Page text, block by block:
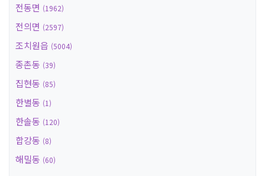
전동면 (1962)
전의면 (2597)
조치원읍 (5004)
종촌동 (39)
집현동 (85)
한별동 (1)
한솔동 (120)
합강동 (8)
해밀동 (60)